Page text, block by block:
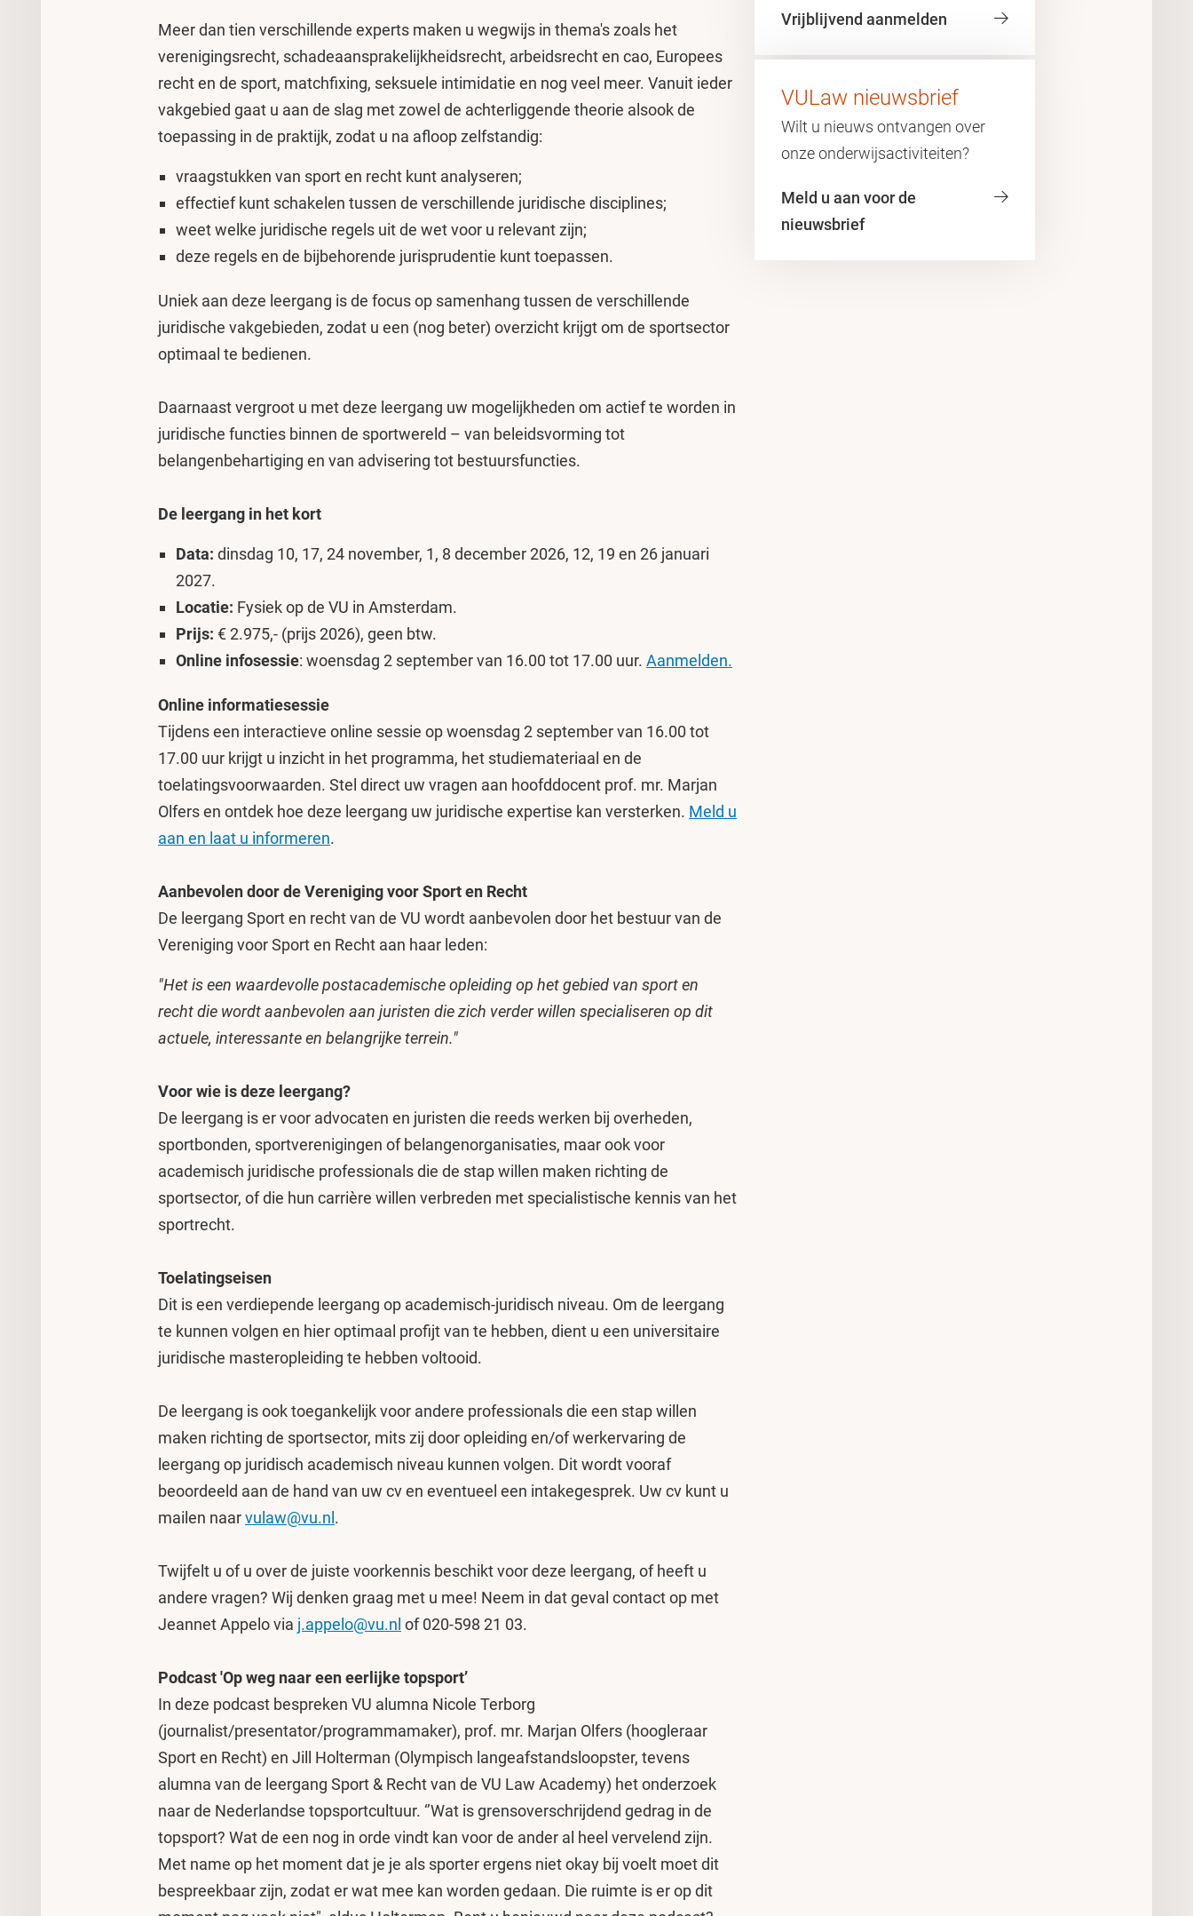
Meer dan tien verschillende experts maken u wegwijs in thema's zoals het
verenigingsrecht, schadeaansprakelijkheidsrecht, arbeidsrecht en cao, Europees
recht en de sport, matchfixing, seksuele intimidatie en nog veel meer. Vanuit ieder
vakgebied gaat u aan de slag met zowel de achterliggende theorie alsook de
toepassing in de praktijk, zodat u na afloop zelfstandig:
vraagstukken van sport en recht kunt analyseren;
effectief kunt schakelen tussen de verschillende juridische disciplines;
weet welke juridische regels uit de wet voor u relevant zijn;
deze regels en de bijbehorende jurisprudentie kunt toepassen.
Uniek aan deze leergang is de focus op samenhang tussen de verschillende
juridische vakgebieden, zodat u een (nog beter) overzicht krijgt om de sportsector
optimaal te bedienen.
Daarnaast vergroot u met deze leergang uw mogelijkheden om actief te worden in
juridische functies binnen de sportwereld – van beleidsvorming tot
belangenbehartiging en van advisering tot bestuursfuncties.
De leergang in het kort
Data: dinsdag 10, 17, 24 november, 1, 8 december 2026, 12, 19 en 26 januari
2027.
Locatie: Fysiek op de VU in Amsterdam.
Prijs: € 2.975,- (prijs 2026), geen btw.
Online infosessie: woensdag 2 september van 16.00 tot 17.00 uur. Aanmelden.
Online informatiesessie
Tijdens een interactieve online sessie op woensdag 2 september van 16.00 tot
17.00 uur krijgt u inzicht in het programma, het studiemateriaal en de
toelatingsvoorwaarden. Stel direct uw vragen aan hoofddocent prof. mr. Marjan
Olfers en ontdek hoe deze leergang uw juridische expertise kan versterken. Meld u
aan en laat u informeren.
Aanbevolen door de Vereniging voor Sport en Recht
De leergang Sport en recht van de VU wordt aanbevolen door het bestuur van de
Vereniging voor Sport en Recht aan haar leden:
"Het is een waardevolle postacademische opleiding op het gebied van sport en
recht die wordt aanbevolen aan juristen die zich verder willen specialiseren op dit
actuele, interessante en belangrijke terrein."
Voor wie is deze leergang?
De leergang is er voor advocaten en juristen die reeds werken bij overheden,
sportbonden, sportverenigingen of belangenorganisaties, maar ook voor
academisch juridische professionals die de stap willen maken richting de
sportsector, of die hun carrière willen verbreden met specialistische kennis van het
sportrecht.
Toelatingseisen
Dit is een verdiepende leergang op academisch-juridisch niveau. Om de leergang
te kunnen volgen en hier optimaal profijt van te hebben, dient u een universitaire
juridische masteropleiding te hebben voltooid.
De leergang is ook toegankelijk voor andere professionals die een stap willen
maken richting de sportsector, mits zij door opleiding en/of werkervaring de
leergang op juridisch academisch niveau kunnen volgen. Dit wordt vooraf
beoordeeld aan de hand van uw cv en eventueel een intakegesprek. Uw cv kunt u
mailen naarvulaw@vu.nl .
Twijfelt u of u over de juiste voorkennis beschikt voor deze leergang, of heeft u
andere vragen? Wij denken graag met u mee! Neem in dat geval contact op met
Jeannet Appelo via j.appelo@vu.nl of 020-598 21 03.
Podcast 'Op weg naar een eerlijke topsport’
In deze podcast bespreken VU alumna Nicole Terborg
(journalist/presentator/programmamaker), prof. mr. Marjan Olfers (hoogleraar
Sport en Recht) en Jill Holterman (Olympisch langeafstandsloopster, tevens
alumna van de leergang Sport & Recht van de VU Law Academy) het onderzoek
naar de Nederlandse topsportcultuur. ‘’Wat is grensoverschrijdend gedrag in de
topsport? Wat de een nog in orde vindt kan voor de ander al heel vervelend zijn.
Met name op het moment dat je je als sporter ergens niet okay bij voelt moet dit
bespreekbaar zijn, zodat er wat mee kan worden gedaan. Die ruimte is er op dit
Vrijblijvend aanmelden
VULaw nieuwsbrief
Wilt u nieuws ontvangen over
onze onderwijsactiviteiten?
Meld u aan voor de
nieuwsbrief